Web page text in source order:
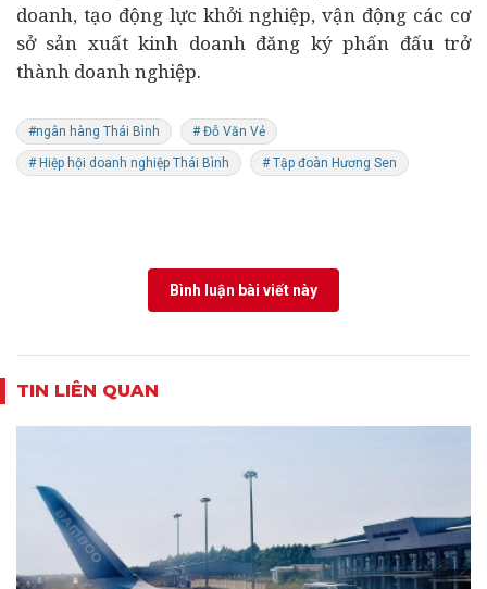
doanh, tạo động lực khởi nghiệp, vận động các cơ
sở sản xuất kinh doanh đăng ký phấn đấu trở
thành doanh nghiệp.
#ngân hàng Thái Bình # Đỗ Văn Vẻ
# Hiệp hội doanh nghiệp Thái Bình # Tập đoàn Hương Sen
Bình luận bài viết này
TIN LIÊN QUAN